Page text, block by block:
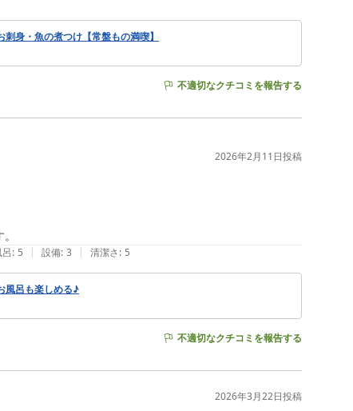
身・魚の煮つけ【常盤もの満喫】
不適切なクチコミを報告する
2026年2月11日投稿
: 5 | 設備: 3 | 清潔さ: 5
風呂も楽しめる♪
不適切なクチコミを報告する
2026年3月22日投稿